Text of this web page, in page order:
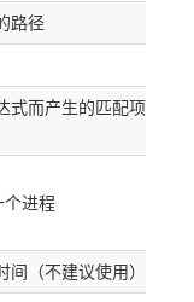
路径
式而产生的匹配项
个进程
间（不建议使用）